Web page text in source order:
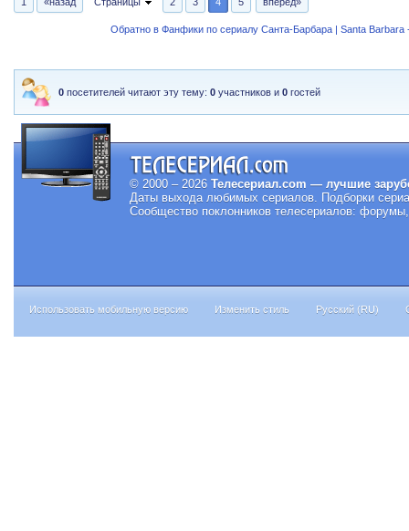
Обратно в Фанфики по сериалу Санта-Барбара | Santa Barbara
0 посетителей читают эту тему:0 участников и0 гостей
© 2000 – 2026 Телесериал.com — лучшие
Даты выхода любимых сериалов. Подборки
Сообщество поклонников телесериалов:
Использовать мобильную версию Изменить стиль Русский (RU)